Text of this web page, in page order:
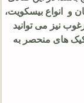
و انواع بیسکویت،
نیز می توانید
کیک های منحصر به